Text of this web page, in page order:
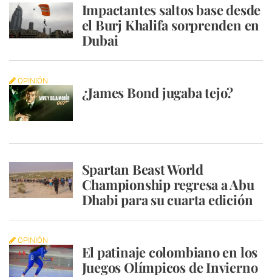
Impactantes saltos base desde
el Burj Khalifa sorprenden en
Dubai
OPINIÓN
¿James Bond jugaba tejo?
Spartan Beast World
Championship regresa a Abu
Dhabi para su cuarta edición
OPINIÓN
El patinaje colombiano en los
Juegos Olímpicos de Invierno